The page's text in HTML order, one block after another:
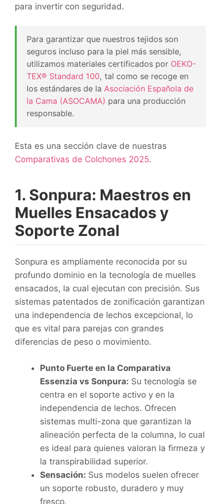
para invertir con seguridad.
Para garantizar que nuestros tejidos son
seguros incluso para la piel más sensible,
utilizamos materiales certificados por OEKO-
TEX® Standard 100, tal como se recoge en
los estándares de la Asociación Española de
la Cama (ASOCAMA) para una producción
responsable.
Esta es una sección clave de nuestras
Comparativas de Colchones 2025.
1. Sonpura: Maestros en
Muelles Ensacados y
Soporte Zonal
Sonpura es ampliamente reconocida por su
profundo dominio en la tecnología de muelles
ensacados, la cual ejecutan con precisión. Sus
sistemas patentados de zonificación garantizan
una independencia de lechos excepcional, lo
que es vital para parejas con grandes
diferencias de peso o movimiento.
Punto Fuerte en la Comparativa
Essenzia vs Sonpura: Su tecnología se
centra en el soporte activo y en la
independencia de lechos. Ofrecen
sistemas multi-zona que garantizan la
alineación perfecta de la columna, lo cual
es ideal para quienes valoran la firmeza y
la transpirabilidad superior.
Sensación: Sus modelos suelen ofrecer
un soporte robusto, duradero y muy
fresco.